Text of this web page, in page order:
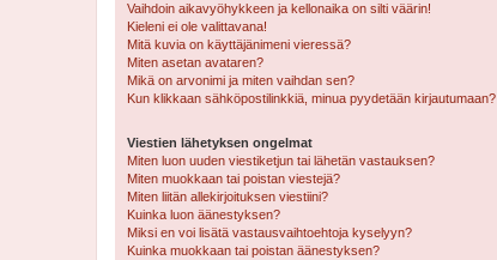
Vaihdoin aikavyöhykkeen ja kellonaika on silti väärin!
Kieleni ei ole valittavana!
Mitä kuvia on käyttäjänimeni vieressä?
Miten asetan avataren?
Mikä on arvonimi ja miten vaihdan sen?
Kun klikkaan sähköpostilinkkiä, minua pyydetään kirjautumaan?
Viestien lähetyksen ongelmat
Miten luon uuden viestiketjun tai lähetän vastauksen?
Miten muokkaan tai poistan viestejä?
Miten liitän allekirjoituksen viestiini?
Kuinka luon äänestyksen?
Miksi en voi lisätä vastausvaihtoehtoja kyselyyn?
Kuinka muokkaan tai poistan äänestyksen?